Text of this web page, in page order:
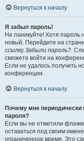
Вернуться к началу
Я забыл пароль!
Не паникуйте! Хотя пароль
новый. Перейдите на
ссылку Забыли пароль?.
сможете войти на
Если не удалось получить
конференции.
Вернуться к началу
Почему мне периодически
пароля?
Если вы не отметили
оставаться под своим
ограниченное время. Это